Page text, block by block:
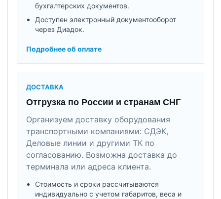
бухгалтерских документов.
Доступен электронный документооборот
через Диадок.
Подробнее об оплате
ДОСТАВКА
Отгрузка по России и странам СНГ
Организуем доставку оборудования
транспортными компаниями: СДЭК,
Деловые линии и другими ТК по
согласованию. Возможна доставка до
терминала или адреса клиента.
Стоимость и сроки рассчитываются
индивидуально с учетом габаритов, веса и